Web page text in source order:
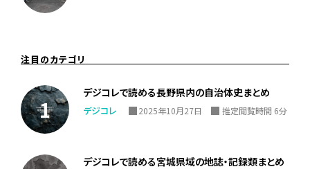
注目のカテゴリ
デジコレで読める長野県内の自治体史まとめ
デジコレ 2025年10月27日 推定閲覧時間 6分
デジコレで読める宮城県域の地誌・記録類まとめ